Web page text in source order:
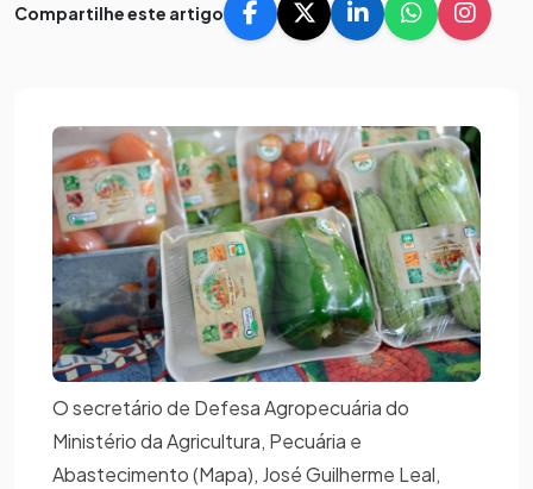
Compartilhe este artigo
O secretário de Defesa Agropecuária do
Ministério da Agricultura, Pecuária e
Abastecimento (Mapa), José Guilherme Leal,